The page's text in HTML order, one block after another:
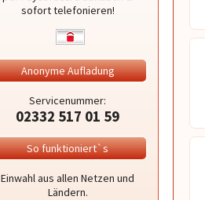
sofort telefonieren!
Anonyme Aufladung
Servicenummer:
02332 517 01 59
So funktioniert`s
Einwahl aus allen Netzen und
Ländern.